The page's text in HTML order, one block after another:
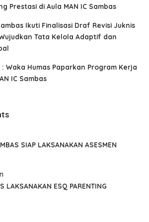
Prestasi di Aula MAN IC Sambas
Ikuti Finalisasi Draf Revisi Juknis
Tata Kelola Adaptif dan
: Waka Humas Paparkan Program Kerja
IC Sambas
SIAP LAKSANAKAN ASESMEN
LAKSANAKAN ESQ PARENTING